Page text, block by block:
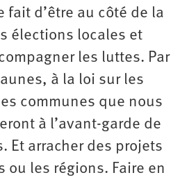
fait d’être au côté de la
élections locales et
les luttes. Par
à la loi sur les
communes que nous
à l’avant-garde de
Et arracher des projets
ou les régions. Faire en